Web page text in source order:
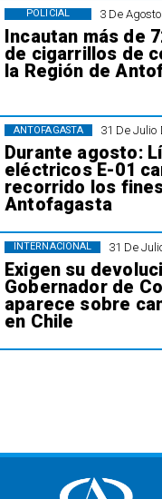
3 De
Incautan más de
de cigarrillos de
la Región de
POLICIAL
31 De Julio
Durante agosto:
eléctricos E-01
recorrido los
Antofagasta
ANTOFAGASTA
31 De
Exigen su
Gobernador de
aparece sobre
en Chile
INTERNACIONAL